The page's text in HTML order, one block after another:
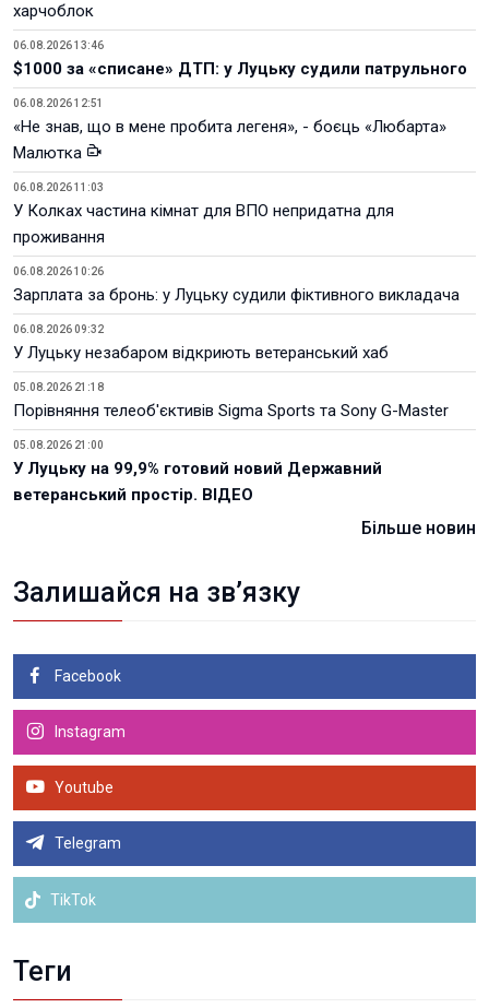
харчоблок
06.08.2026 13:46
$1000 за «списане» ДТП: у Луцьку судили патрульного
06.08.2026 12:51
«Не знав, що в мене пробита легеня», - боєць «Любарта»
Малютка
06.08.2026 11:03
У Колках частина кімнат для ВПО непридатна для
проживання
06.08.2026 10:26
Зарплата за бронь: у Луцьку судили фіктивного викладача
06.08.2026 09:32
У Луцьку незабаром відкриють ветеранський хаб
05.08.2026 21:18
Порівняння телеоб'єктивів Sigma Sports та Sony G-Master
05.08.2026 21:00
У Луцьку на 99,9% готовий новий Державний
ветеранський простір. ВІДЕО
Більше новин
Залишайся на зв’язку
Facebook
Instagram
Youtube
Telegram
TikTok
Теги